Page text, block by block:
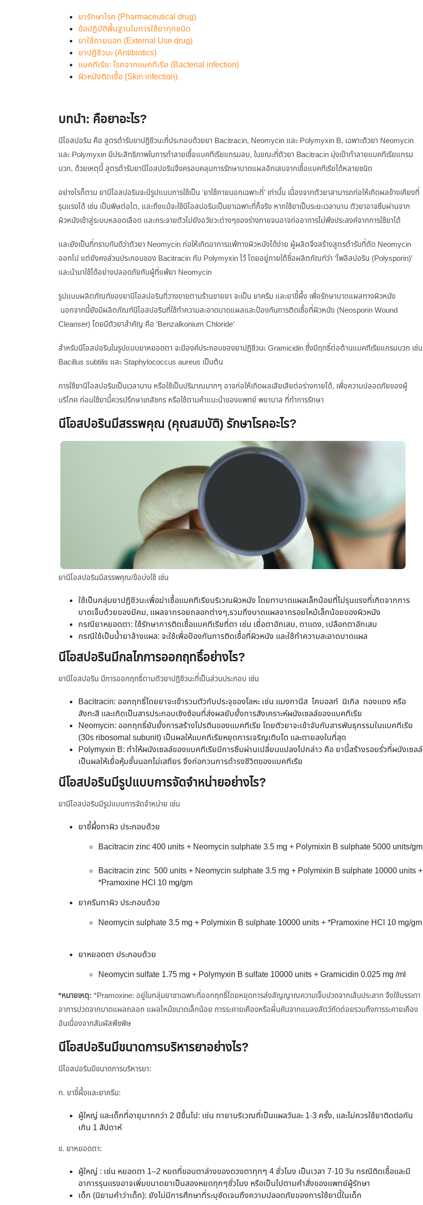
ยารักษาโรค (Pharmaceutical drug)
ข้อปฏิบัติพื้นฐานในการใช้ยาทุกชนิด
ยาใช้ภายนอก (External Use drug)
ยาปฏิชีวนะ (Antibiotics)
แบคทีเรีย: โรคจากแบคทีเรีย (Bacterial infection)
ผิวหนังติดเชื้อ (Skin infection)
บทนำ: คือยาอะไร?
นีโอสปอริน คือ สูตรตำรับยาปฏิชีวนะที่ประกอบด้วยยา Bacitracin, Neomycin และ Polymyxin B, เฉพาะตัวยา Neomycin
และ Polymyxin มีประสิทธิภาพในการทำลายเชื้อแบคทีเรียแกรมลบ, ในขณะที่ตัวยา Bacitracin มุ่งเป้าทำลายแบคทีเรียแกรม
บวก, ด้วยเหตุนี้ สูตรตำรับยานีโอสปอรินจึงครอบคลุมการรักษาบาดแผลอักเสบจากเชื้อแบคทีเรียได้หลายชนิด
อย่างไรก็ตาม ยานีโอสปอรินจะมีรูปแบบการใช้เป็น 'ยาใช้ภายนอกเฉพาะที่' เท่านั้น เนื่องจากตัวยาสามารถก่อให้เกิดผลข้างเคียงที่
รุนแรงได้ เช่น เป็นพิษต่อไต, และถึงแม้จะใช้นีโอสปอรินเป็นยาเฉพาะที่ก็จริง หากใช้ยาเป็นระยะเวลานาน ตัวยาอาจซึมผ่านจาก
ผิวหนังเข้าสู่ระบบหลอดเลือด และกระจายตัวไปยังอวัยวะต่างๆของร่างกายจนอาจก่ออาการไม่พึงประสงค์จากการใช้ยาได้
และยังเป็นที่ทราบกันดีว่าตัวยา Neomycin ก่อให้เกิดอาการแพ้ทางผิวหนังได้ง่าย ผู้ผลิตจึงสร้างสูตรตำรับที่ตัด Neomycin
ออกไป แต่ยังคงส่วนประกอบของ Bacitracin กับ Polymyxin ไว้ โดยอยู่ภายใต้ชื่อผลิตภัณฑ์ว่า ‘โพลีสปอริน (Polysporin)’
และนำมาใช้ได้อย่างปลอดภัยกับผู้ที่แพ้ยา Neomycin
รูปแบบผลิตภัณฑ์ของยานีโอสปอรินที่วางขายตามร้านขายยา จะเป็น ยาครีม และยาขี้ผึ้ง เพื่อรักษาบาดแผลทางผิวหนัง
นอกจากนี้ยังมีผลิตภัณฑ์นีโอสปอรินที่ใช้ทำความสะอาดบาดแผลและป้องกันการติดเชื้อที่ผิวหนัง (Neosporin Wound
Cleanser) โดยมีตัวยาสำคัญ คือ ‘Benzalkonium Chloride’
สำหรับนีโอสปอรินในรูปแบบยาหยอดตา จะมีองค์ประกอบของยาปฏิชีวนะ Gramicidin ซึ่งมีฤทธิ์ต่อต้านแบคทีเรียแกรมบวก เช่น
Bacillus subtilis และ Staphylococcus aureus เป็นต้น
การใช้ยานีโอสปอรินเป็นเวลานาน หรือใช้เป็นปริมาณมากๆ อาจก่อให้เกิดผลเสียเสียต่อร่างกายได้, เพื่อความปลอดภัยของผู้
บริโภค ก่อนใช้ยานี้ควรปรึกษาเภสัชกร หรือใช้ตามคำแนะนำของแพทย์ พยาบาล ที่ทำการรักษา
นีโอสปอรินมีสรรพคุณ (คุณสมบัติ) รักษาโรคอะไร?
ยานีโอสปอรินมีสรรพคุณ/ข้อบ่งใช้ เช่น
ใช้เป็นกลุ่มยาปฏิชีวนะเพื่อฆ่าเชื้อแบคทีเรียบริเวณผิวหนัง โดยทาบาดแผลเล็กน้อยที่ไม่รุนแรงที่เกิดจากการ
บาดเจ็บด้วยของมีคม, แผลจากรอยถลอกต่างๆ,รวมถึงบาดแผลจากรอยไหม้เล็กน้อยของผิวหนัง
กรณียาหยอดตา: ใช้รักษาการติดเชื้อแบคทีเรียที่ตา เช่น เยื่อตาอักเสบ, ตาแดง, เปลือกตาอักเสบ
กรณีใช้เป็นน้ำยาล้างแผล: จะใช้เพื่อป้องกันการติดเชื้อที่ผิวหนัง และใช้ทำความสะอาดบาดแผล
นีโอสปอรินมีกลไกการออกฤทธิ์อย่างไร?
ยานีโอสปอริน มีการออกฤทธิ์ตามตัวยาปฏิชีวนะที่เป็นส่วนประกอบ เช่น
Bacitracin: ออกฤทธิ์โดยยาจะเข้ารวมตัวกับประจุของโลหะ เช่น แมงกานีส โคบอลท์ นิเกิล ทองแดง หรือ
สังกะสี และเกิดเป็นสารประกอบเชิงซ้อนที่ส่งผลยับยั้งการสังเคราะห์ผนังเซลล์ของแบคทีเรีย
Neomycin: ออกฤทธิ์ยับยั้งการสร้างโปรตีนของแบคทีเรีย โดยตัวยาจะเข้าจับกับสารพันธุกรรมในแบคทีเรีย
(30s ribosomal subunit) เป็นผลให้แบคทีเรียหยุดการเจริญเติบโต และตายลงในที่สุด
Polymyxin B: ทำให้ผนังเซลล์ของแบคทีเรียมีการซึมผ่านเปลี่ยนแปลงไปกล่าว คือ ยานี้สร้างรอยรั่วที่ผนังเซลล์
เป็นผลให้เยื่อหุ้มชั้นนอกไม่เสถียร จึงก่อกวนการดำรงชีวิตของแบคทีเรีย
นีโอสปอรินมีรูปแบบการจัดจำหน่ายอย่างไร?
ยานีโอสปอรินมีรูปแบบการจัดจำหน่าย เช่น
ยาขี้ผึ้งทาผิว ประกอบด้วย
Bacitracin zinc 400 units + Neomycin sulphate 3.5 mg + Polymixin B sulphate 5000 units/gm
Bacitracin zinc 500 units + Neomycin sulphate 3.5 mg + Polymixin B sulphate 10000 units +
*Pramoxine HCl 10 mg/gm
ยาครีมทาผิว ประกอบด้วย
Neomycin sulphate 3.5 mg + Polymixin B sulphate 10000 units + *Pramoxine HCl 10 mg/gm
ยาหยอดตา ประกอบด้วย
Neomycin sulfate 1.75 mg + Polymyxin B sulfate 10000 units + Gramicidin 0.025 mg /ml
*หมายเหตุ: *Pramoxine: อยู่ในกลุ่มยาชาเฉพาะที่ออกฤทธิ์โดยหยุดการส่งสัญญาณความเจ็บปวดจากเส้นประสาท จึงใช้บรรเทา
อาการปวดจากบาดแผลถลอก แผลไหม้ขนาดเล็กน้อย การระคายเคืองหรือผื่นคันจากแมลงสัตว์กัดต่อยรวมถึงการระคายเคือง
อันเนื่องจากสัมผัสพืชพิษ
นีโอสปอรินมีขนาดการบริหารยาอย่างไร?
นีโอสปอรินมีขนาดการบริหารยา:
ก. ยาขี้ผึ้งและยาครีม:
ผู้ใหญ่ และเด็กที่อายุมากกว่า 2 ปีขึ้นไป: เช่น ทายาบริเวณที่เป็นแผลวันละ 1-3 ครั้ง, และไม่ควรใช้ยาติดต่อกัน
เกิน 1 สัปดาห์
ข. ยาหยอดตา:
ผู้ใหญ่ : เช่น หยอดตา 1–2 หยดที่ขอบตาล่างของดวงตาทุกๆ 4 ชั่วโมง เป็นเวลา 7-10 วัน กรณีติดเชื้อและมี
อาการรุนแรงอาจเพิ่มขนาดยาเป็นสองหยดทุกๆชั่วโมง หรือเป็นไปตามคำสั่งของแพทย์ผู้รักษา
เด็ก (นิยามคำว่าเด็ก): ยังไม่มีการศึกษาที่ระบุชัดเจนถึงความปลอดภัยของการใช้ยานี้ในเด็ก